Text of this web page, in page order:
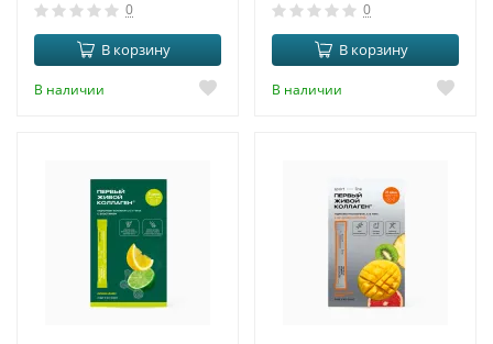
0
В корзину
В наличии
0
В корзину
В наличии